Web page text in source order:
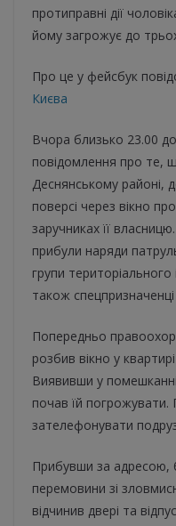
протиправні дії
йому загрожує до
Про це у фейсбук
Києва
Вчора близько 23.00 до
повідомлення про те,
Деснянському районі,
поверсі через вікно
заручниках її
прибули наряди
групи територіального
також
Попередньо
розбив вікно у
Виявивши у
почав їй погрожувати.
зателефонувати
Прибувши за адресою,
перемовини зі
відчинив двері та